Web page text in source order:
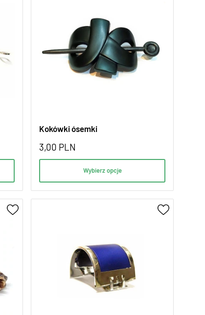
Kokówki ósemki
3,00 PLN
Wybierz opcje